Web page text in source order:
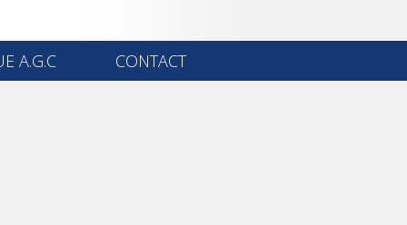
A.G.C CONTACT